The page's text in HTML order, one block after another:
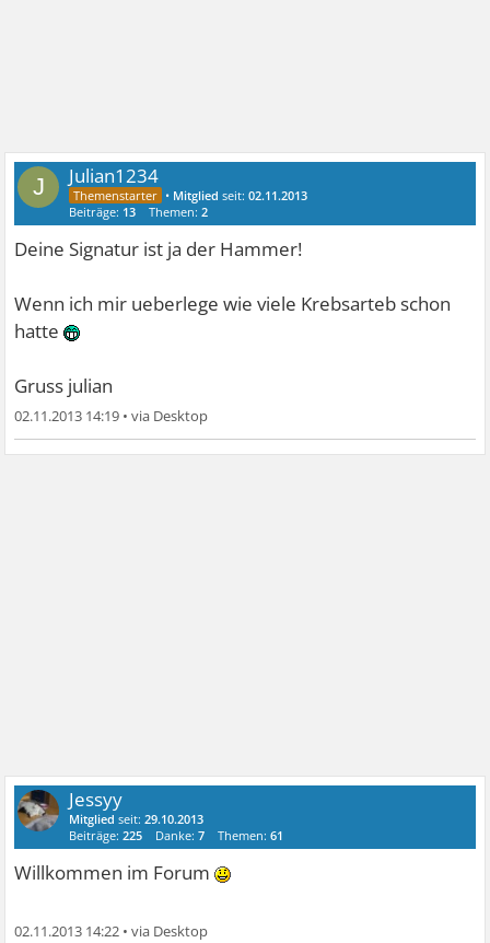
J Julian1234
• Mitglied seit:02.11.2013
Beiträge: 13 Themen:2
Deine Signatur ist ja der Hammer!
Wenn ich mir ueberlege wie viele Krebsarteb schon
hatte
Gruss julian
02.11.2013 14:19 •
Jessyy
Mitglied seit:29.10.2013
Beiträge:225 Danke:7 Themen:61
Willkommen im Forum
02.11.2013 14:22 •